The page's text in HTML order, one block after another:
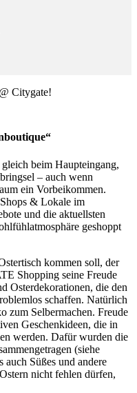
beim Haupteingang,
– auch wenn
ein Vorbeikommen.
& Lokale im
und die aktuellsten
geshoppt
kommen soll, der
Shopping seine Freude
Osterdekorationen, die den
schaffen. Natürlich
zum Selbermachen. Freude
Geschenkideen, die in
werden. Dafür wurden die
(siehe
Süßes und andere
nicht fehlen dürfen,